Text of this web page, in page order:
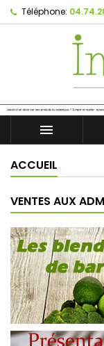
Téléphone:

ACCUEIL
VENTES AUX